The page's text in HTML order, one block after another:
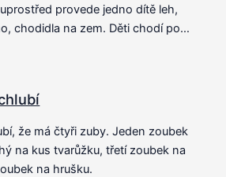
provede jedno dítě leh,
chodidla na zem. Děti chodí po…
že má čtyři zuby. Jeden zoubek
na kus tvarůžku, třetí zoubek na
na hrušku.